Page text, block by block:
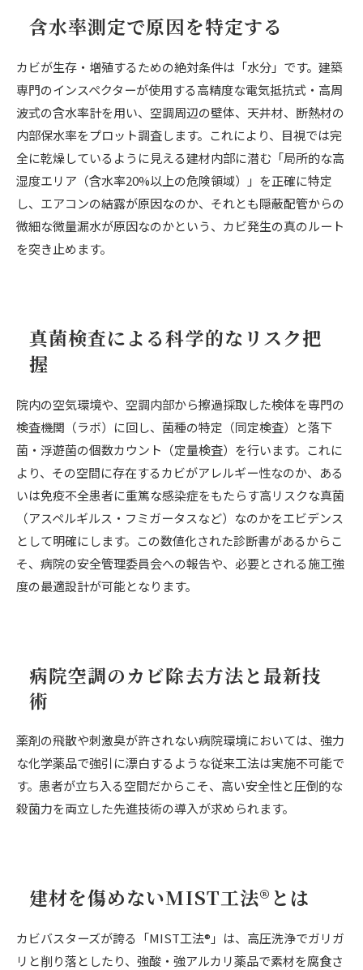
含水率測定で原因を特定する
カビが生存・増殖するための絶対条件は「水分」です。建築
専門のインスペクターが使用する高精度な電気抵抗式・高周
波式の含水率計を用い、空調周辺の壁体、天井材、断熱材の
内部保水率をプロット調査します。これにより、目視では完
全に乾燥しているように見える建材内部に潜む「局所的な高
湿度エリア（含水率20%以上の危険領域）」を正確に特定
し、エアコンの結露が原因なのか、それとも隠蔽配管からの
微細な微量漏水が原因なのかという、カビ発生の真のルート
を突き止めます。
真菌検査による科学的なリスク把
握
院内の空気環境や、空調内部から擦過採取した検体を専門の
検査機関（ラボ）に回し、菌種の特定（同定検査）と落下
菌・浮遊菌の個数カウント（定量検査）を行います。これに
より、その空間に存在するカビがアレルギー性なのか、ある
いは免疫不全患者に重篤な感染症をもたらす高リスクな真菌
（アスペルギルス・フミガータスなど）なのかをエビデンス
として明確にします。この数値化された診断書があるからこ
そ、病院の安全管理委員会への報告や、必要とされる施工強
度の最適設計が可能となります。
病院空調のカビ除去方法と最新技
術
薬剤の飛散や刺激臭が許されない病院環境においては、強力
な化学薬品で強引に漂白するような従来工法は実施不可能で
す。患者が立ち入る空間だからこそ、高い安全性と圧倒的な
殺菌力を両立した先進技術の導入が求められます。
建材を傷めないMIST工法®とは
カビバスターズが誇る「MIST工法®」は、高圧洗浄でガリガ
リと削り落としたり、強酸・強アルカリ薬品で素材を腐食さ